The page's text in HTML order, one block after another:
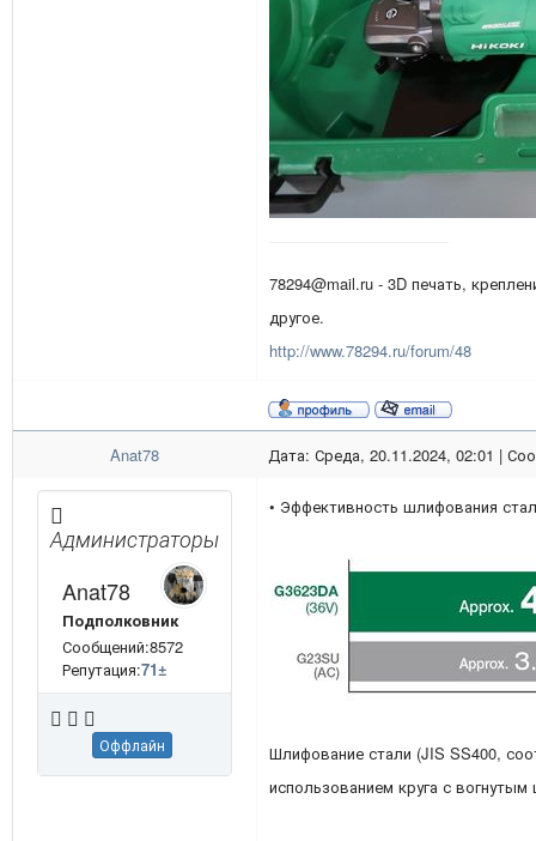
78294@mail.ru - 3D печать,
другое.
http://www.78294.ru/forum/48
Anat78 Дата: Среда, 20.11.2024, 02:01 |
Администраторы
Anat78
Подполковник
Сообщений:8572
Репутация:71±
Оффлайн
• Эффективность шлифования
Шлифование стали (JIS SS400,
использованием круга с